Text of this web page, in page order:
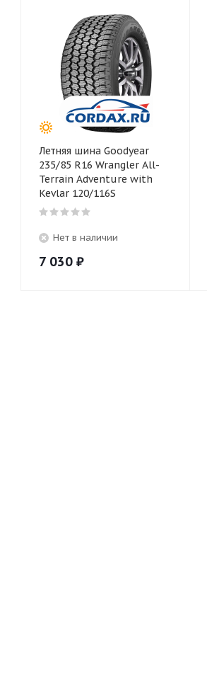
Летняя шина Goodyear
235/85 R16 Wrangler All-
Terrain Adventure with
Kevlar 120/116S
Нет в наличии
7 030 ₽